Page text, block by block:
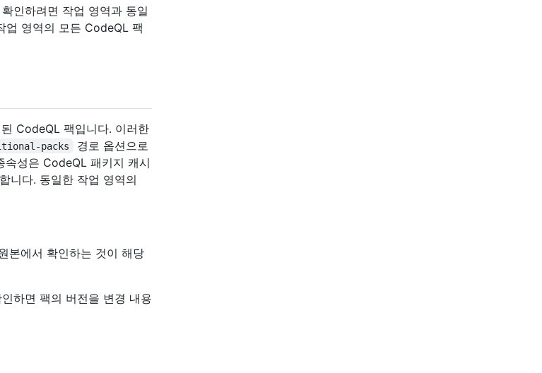
인하려면 작업 영역과 동일
업 영역의 모든 CodeQL 팩
CodeQL 팩입니다. 이러한
packs
경로 옵션으로
속성은 CodeQL 패키지 캐시
니다. 동일한 작업 영역의
본에서 확인하는 것이 해당
하면 팩의 버전을 변경 내용